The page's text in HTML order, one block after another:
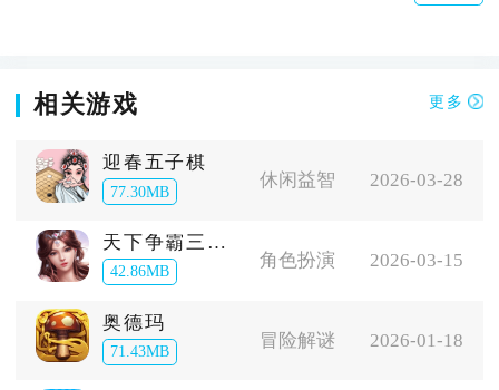
相关游戏 更多
迎春五子棋
77.30MB
休闲益智 2026-03-28
天下争霸三国志
42.86MB
角色扮演 2026-03-15
奥德玛
71.43MB
冒险解谜 2026-01-18